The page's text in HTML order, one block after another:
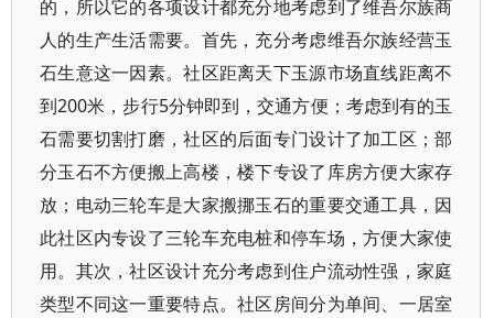
的，所以它的各项设计都充分地考虑到了维吾尔族商
人的生产生活需要。首先，充分考虑维吾尔族经营玉
石生意这一因素。社区距离天下玉源市场直线距离不
到200米，步行5分钟即到，交通方便；考虑到有的玉
石需要切割打磨，社区的后面专门设计了加工区；部
分玉石不方便搬上高楼，楼下专设了库房方便大家存
放；电动三轮车是大家搬挪玉石的重要交通工具，因
此社区内专设了三轮车充电桩和停车场，方便大家使
用。其次，社区设计充分考虑到住户流动性强，家庭
类型不同这一重要特点。社区房间分为单间、一居室